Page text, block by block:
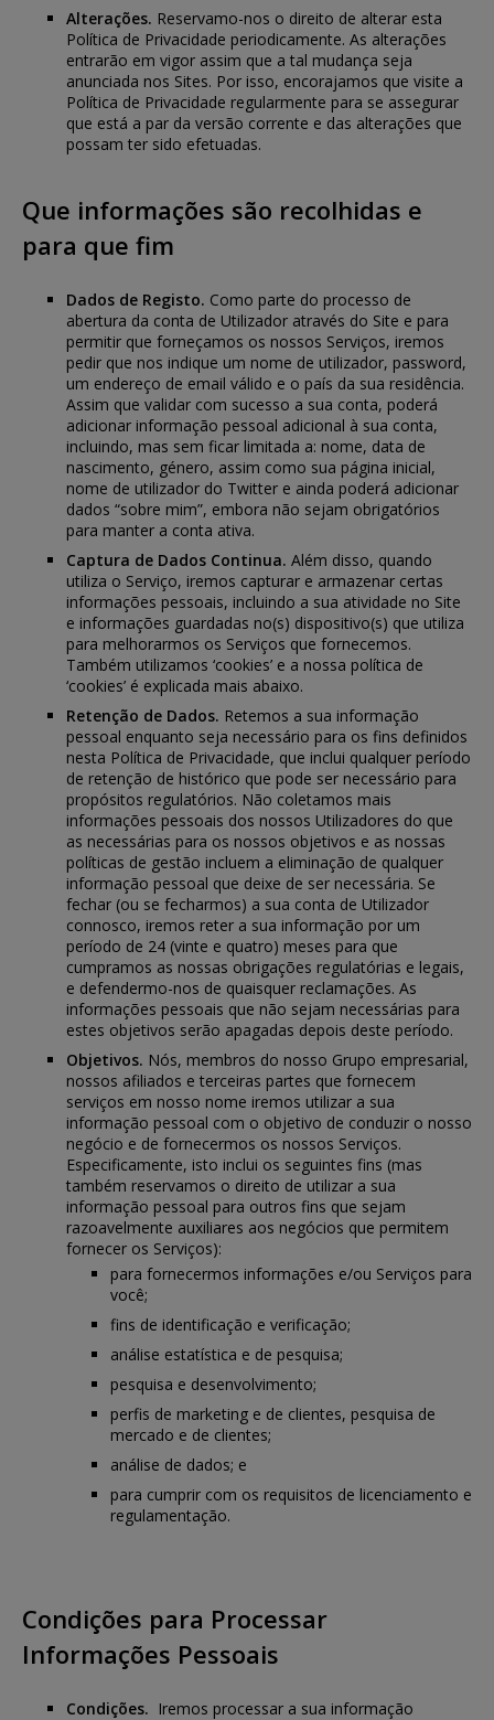
Alterações. Reservamo-nos o direito de alterar esta
Política de Privacidade periodicamente. As alterações
entrarão em vigor assim que a tal mudança seja
anunciada nos Sites. Por isso, encorajamos que visite a
Política de Privacidade regularmente para se assegurar
que está a par da versão corrente e das alterações que
possam ter sido efetuadas.
Que informações são recolhidas e
para que fim
Dados de Registo. Como parte do processo de
abertura da conta de Utilizador através do Site e para
permitir que forneçamos os nossos Serviços, iremos
pedir que nos indique um nome de utilizador, password,
um endereço de email válido e o país da sua residência.
Assim que validar com sucesso a sua conta, poderá
adicionar informação pessoal adicional à sua conta,
incluindo, mas sem ficar limitada a: nome, data de
nascimento, género, assim como sua página inicial,
nome de utilizador do Twitter e ainda poderá adicionar
dados “sobre mim”, embora não sejam obrigatórios
para manter a conta ativa.
Captura de Dados Continua. Além disso, quando
utiliza o Serviço, iremos capturar e armazenar certas
informações pessoais, incluindo a sua atividade no Site
e informações guardadas no(s) dispositivo(s) que utiliza
para melhorarmos os Serviços que fornecemos.
Também utilizamos ‘cookies’ e a nossa política de
‘cookies’ é explicada mais abaixo.
Retenção de Dados. Retemos a sua informação
pessoal enquanto seja necessário para os fins definidos
nesta Política de Privacidade, que inclui qualquer período
de retenção de histórico que pode ser necessário para
propósitos regulatórios. Não coletamos mais
informações pessoais dos nossos Utilizadores do que
as necessárias para os nossos objetivos e as nossas
políticas de gestão incluem a eliminação de qualquer
informação pessoal que deixe de ser necessária. Se
fechar (ou se fecharmos) a sua conta de Utilizador
connosco, iremos reter a sua informação por um
período de 24 (vinte e quatro) meses para que
cumpramos as nossas obrigações regulatórias e legais,
e defendermo-nos de quaisquer reclamações. As
informações pessoais que não sejam necessárias para
estes objetivos serão apagadas depois deste período.
Objetivos. Nós, membros do nosso Grupo empresarial,
nossos afiliados e terceiras partes que fornecem
serviços em nosso nome iremos utilizar a sua
informação pessoal com o objetivo de conduzir o nosso
negócio e de fornecermos os nossos Serviços.
Especificamente, isto inclui os seguintes fins (mas
também reservamos o direito de utilizar a sua
informação pessoal para outros fins que sejam
razoavelmente auxiliares aos negócios que permitem
fornecer os Serviços):
para fornecermos informações e/ou Serviços para
você;
fins de identificação e verificação;
análise estatística e de pesquisa;
pesquisa e desenvolvimento;
perfis de marketing e de clientes, pesquisa de
mercado e de clientes;
análise de dados; e
para cumprir com os requisitos de licenciamento e
regulamentação.
Condições para Processar
Informações Pessoais
Condições. Iremos processar a sua informação